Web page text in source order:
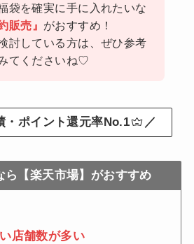
袋を確実に手に入れたいな
販売』 がおすすめ！
討している方は、ぜひ参考
てくださいね♡
・ポイント還元率No.1 ／
ら【楽天市場】がおすすめ
店舗数が多い